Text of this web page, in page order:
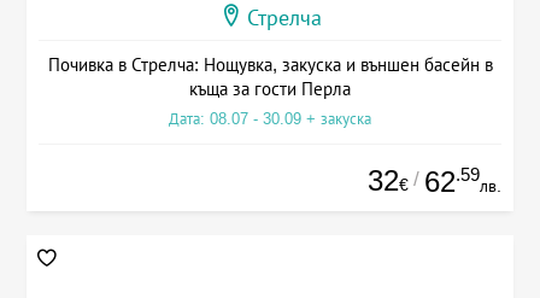
Стрелча
Почивка в Стрелча: Нощувка, закуска и външен басейн в
къща за гости Перла
Дата: 08.07 - 30.09 + закуска
32€ / 62.59
лв.